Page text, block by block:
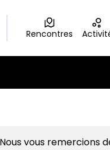
Rencontres
vous remercions